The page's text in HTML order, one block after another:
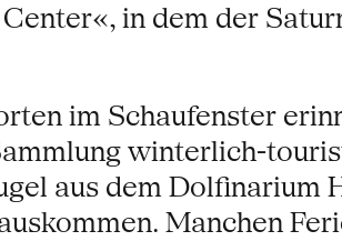
in dem der
im Schaufenster
winterlich-
aus dem Dolfinarium
Manchen